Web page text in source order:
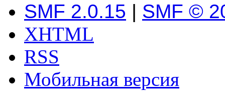
SMF 2.0.15 | SMF ©
XHTML
RSS
Мобильная версия